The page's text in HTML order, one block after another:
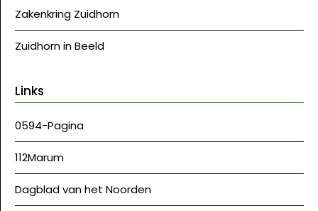
Zakenkring Zuidhorn
Zuidhorn in Beeld
Links
0594-Pagina
112Marum
Dagblad van het Noorden